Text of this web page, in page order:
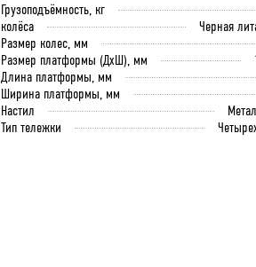
Грузоподъёмность, кг
колёса
Черная
Размер колес, мм
Размер платформы (ДхШ), мм
Длина платформы, мм
Ширина платформы, мм
Настил
Тип тележки